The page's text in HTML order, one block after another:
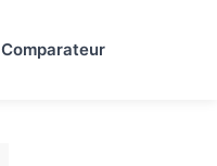
Comparateur